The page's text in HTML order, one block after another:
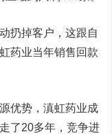
扔掉客户，这跟自
药业当年销售回款
优势，滇虹药业成
了20多年，竞争进